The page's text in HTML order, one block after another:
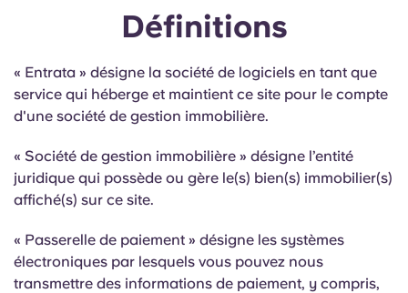
Définitions
« Entrata » désigne la société de logiciels en tant que
service qui héberge et maintient ce site pour le compte
d'une société de gestion immobilière.
« Société de gestion immobilière » désigne l’entité
juridique qui possède ou gère le(s) bien(s) immobilier(s)
affiché(s) sur ce site.
« Passerelle de paiement » désigne les systèmes
électroniques par lesquels vous pouvez nous
transmettre des informations de paiement, y compris,